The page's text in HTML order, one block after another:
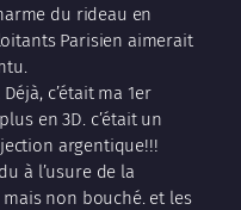
du rideau en
Parisien aimerait
c’était ma 1er
en 3D. c’était un
argentique!!!
à l’usure de la
non bouché. et les